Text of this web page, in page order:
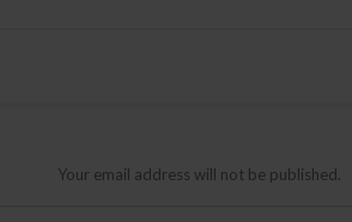
Your email address will not be published.